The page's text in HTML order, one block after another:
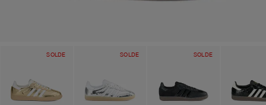
SOLDE SOLDE SOLDE